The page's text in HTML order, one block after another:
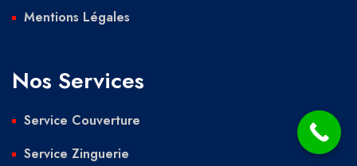
Mentions Légales
Nos Services
Service Couverture
Service Zinguerie